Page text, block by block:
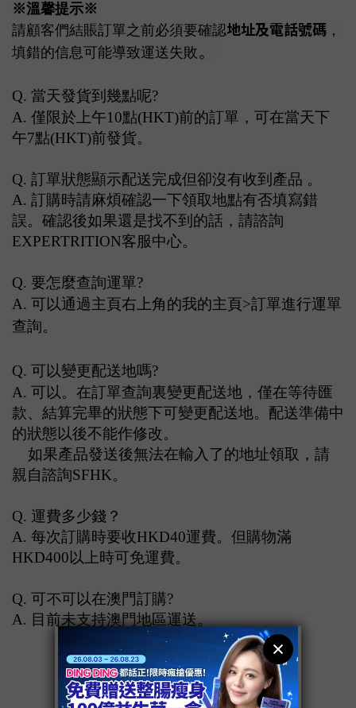
※溫馨提示※
請顧客們結賬訂單之前必須要確認地址及電話號碼 ，
填錯的信息可能導致運送失敗 。
Q. 當天發貨到幾點呢?
A. 僅限於上午10點(HKT)前的訂單，可在當天下
午7點(HKT)前發貨。
Q. 訂單狀態顯示配送完成但卻沒有收到產品 。
A. 訂購時請麻煩確認一下領取地點有否填寫錯
誤。確認後如果還是找不到的話，請諮詢
EXPERTRITION客服中心。
Q. 要怎麼查詢運單?
A. 可以通過主頁右上角的我的主頁>訂單進行運單
查詢。
Q. 可以變更配送地嗎?
A. 可以。 在訂單查詢裏變更配送地，僅在等待匯
款、結算完畢的狀態下可變更配送地。配送準備中
的狀態以後不能作修改。
如果產品發送後無法在輸入了的地址領取，請
親自諮詢SFHK。
Q. 運費多少錢？
A. 每次訂購時要收HKD40運費。但購物滿
HKD400以上時可免運費。
Q. 可不可以在澳門訂購?
A. 目前未支持澳門地區運送。